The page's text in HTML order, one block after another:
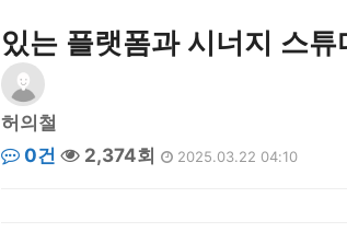
있는 플랫폼과 시너지 스
허의철
0건
2,374회 2025.03.22 04:10